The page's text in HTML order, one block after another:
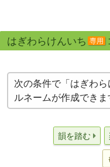
はぎわらけんいち 専用
次の条件で「はぎわ
ルネームが作成できま
韻を踏む